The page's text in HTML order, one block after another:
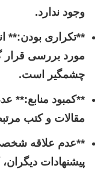
وجود ندارد.
**تکراری بودن:**
مورد بررسی قرار
چشمگیر است.
**کمبود منابع:**
مقالات و کتب
**عدم علاقه
پیشنهادات